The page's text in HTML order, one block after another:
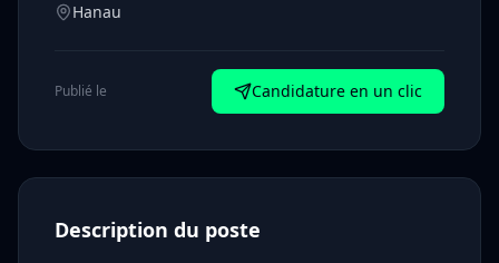
Hanau
Publié le Candidature en un clic
Description du poste